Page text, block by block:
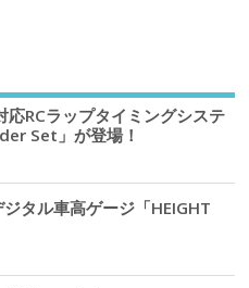
応RCラップタイミングシステ
Set」が登場！
タル車高ゲージ「HEIGHT